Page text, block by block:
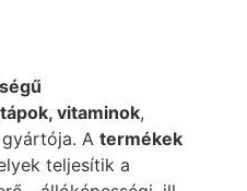
vitaminok,
A termékek
teljesítik a